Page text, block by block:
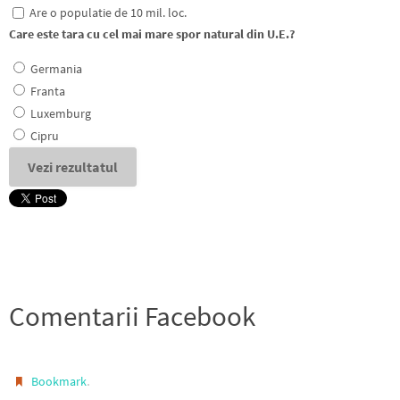
Are o populatie de 10 mil. loc.
Care este tara cu cel mai mare spor natural din U.E.?
Germania
Franta
Luxemburg
Cipru
Comentarii Facebook
Bookmark.